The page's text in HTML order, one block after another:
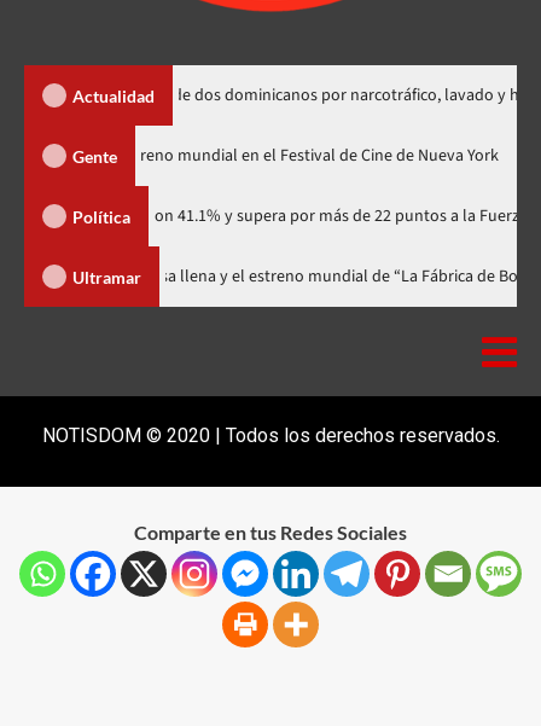
Actualidad
extradición de dos dominicanos por narcotráfico, lavado y homicidio
Gente
Minus Zero» tendrá su estreno mundial en el Festival de Cine de
Política
con 41.1% y supera por más de 22 puntos a la Fuerza del Pueblo
Ultramar
celebra 15 años con una gala a casa llena y el estreno mundial de “La
NOTISDOM © 2020 | Todos los derechos reservados.
Comparte en tus Redes Sociales